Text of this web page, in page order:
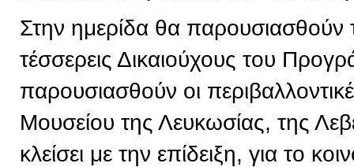
Στην ημερίδα θα
τέσσερεις Δικαιούχους του
παρουσιασθούν οι
Μουσείου της Λευκωσίας, της
κλείσει με την επίδειξη, για το